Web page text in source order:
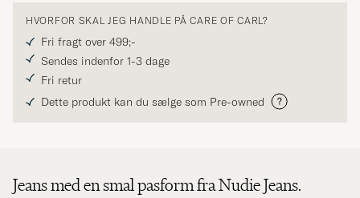
HVORFOR SKAL JEG HANDLE PÅ CARE OF CARL?
Fri fragt over 499;-
Sendes indenfor 1-3 dage
Fri retur
Dette produkt kan du sælge som Pre-owned
Jeans med en smal pasform fra Nudie Jeans.